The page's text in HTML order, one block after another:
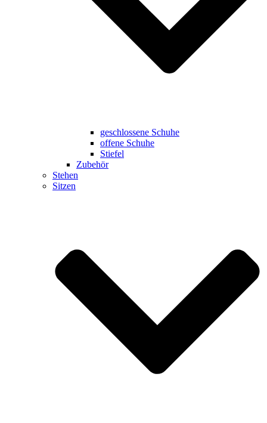
geschlossene Schuhe
offene Schuhe
Stiefel
Zubehör
Stehen
Sitzen